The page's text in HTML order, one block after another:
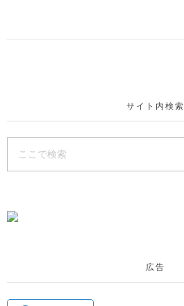
サイト内検索
広告